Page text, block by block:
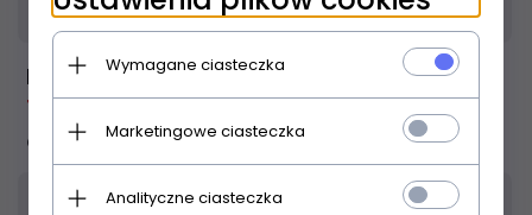
PRO-MARK C- RODS pałki
144,14PLN 153,00 PLN
Oszczędzasz 8.86 PLN
Wymagane ciasteczka
Marketingowe ciasteczka
Analityczne ciasteczka